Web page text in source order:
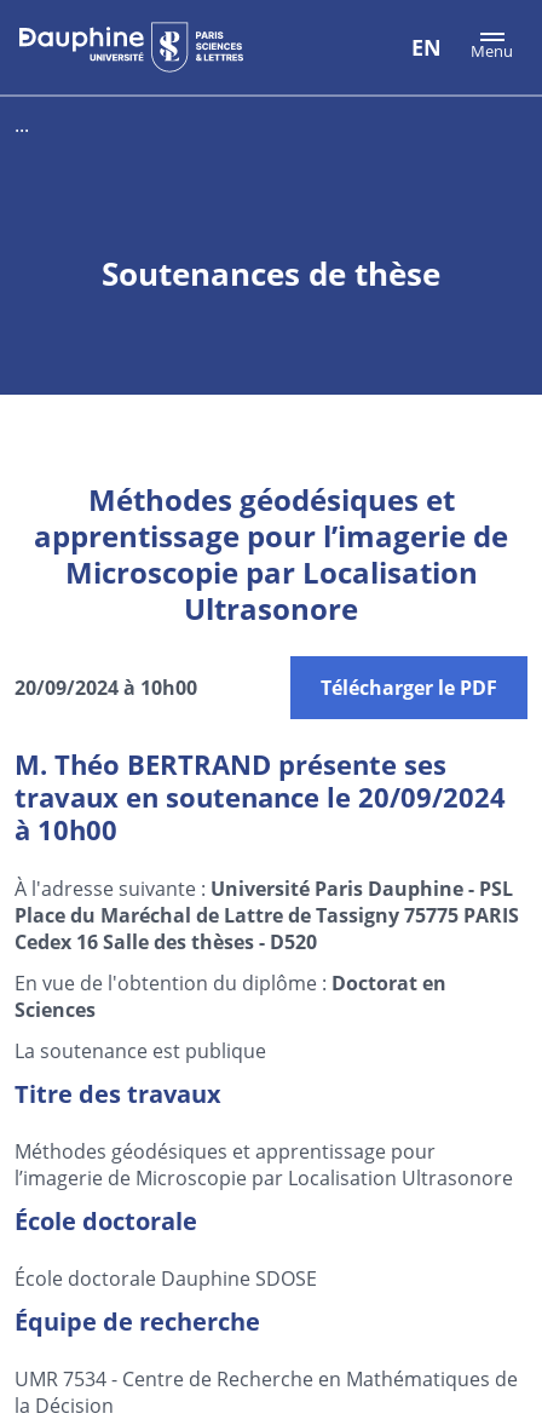
Aller
au
Aller
au
Plan
du
EN Menu
...
Soutenances de thèse
Méthodes géodésiques et
apprentissage pour l’imagerie de
Microscopie par Localisation
Ultrasonore
20/09/2024 à 10h00 Télécharger le PDF
M. Théo BERTRAND présente ses
travaux en soutenance le 20/09/2024
à 10h00
À l'adresse suivante : Université Paris Dauphine - PSL
Place du Maréchal de Lattre de Tassigny 75775 PARIS
Cedex 16 Salle des thèses - D520
En vue de l'obtention du diplôme : Doctorat en
Sciences
La soutenance est publique
Titre des travaux
Méthodes géodésiques et apprentissage pour
l’imagerie de Microscopie par Localisation Ultrasonore
École doctorale
École doctorale Dauphine SDOSE
Équipe de recherche
UMR 7534 - Centre de Recherche en Mathématiques de
la Décision